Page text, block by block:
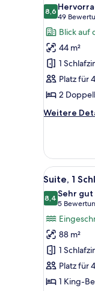
für
Zimmer,
2
Stadtblick
anzeigen
8,68,6 von 10
49
(49
Blick auf
44 m²
1
Platz für
2
Weitere
Weitere
2
Stadtblick
Alle
Fotos
für
Suite,
1
(Water
View)
anzeigen
10
Suite, 1
8,48,4 von 10
Sehr gut
5
(5
88 m²
1
Platz für
1 King-